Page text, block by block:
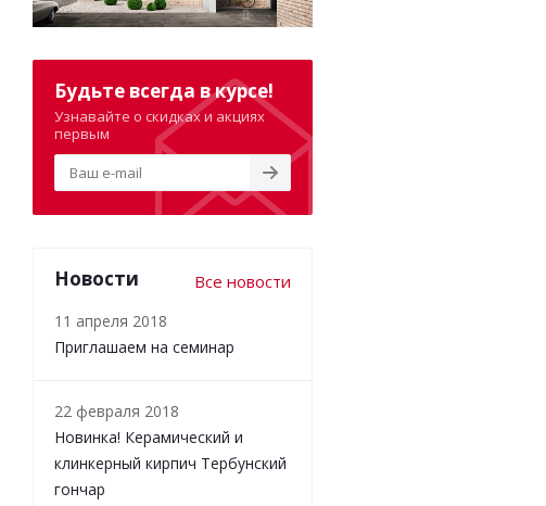
Будьте всегда в курсе!
Узнавайте о скидках и акциях
первым
Новости Все новости
11 апреля 2018
Приглашаем на семинар
22 февраля 2018
Новинка! Керамический и
клинкерный кирпич Тербунский
гончар